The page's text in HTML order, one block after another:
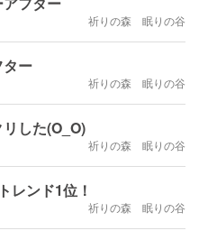
祈りの森 眠りの谷
ター
祈りの森 眠りの谷
した(O_O)
祈りの森 眠りの谷
レンド1位！
祈りの森 眠りの谷